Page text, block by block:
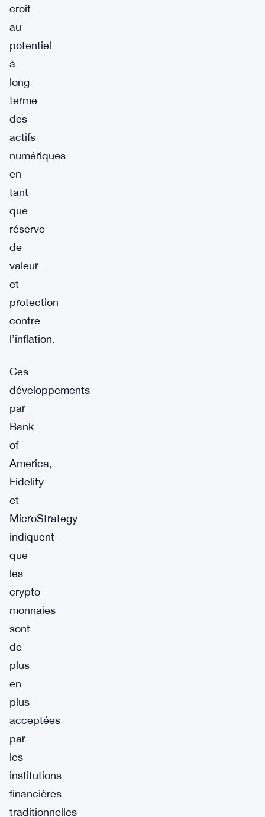
croit
au
potentiel
à
long
terme
des
actifs
numériques
en
tant
que
réserve
de
valeur
et
protection
contre
l’inflation.
Ces
développements
par
Bank
of
America,
Fidelity
et
MicroStrategy
indiquent
que
les
crypto-
monnaies
sont
de
plus
en
plus
acceptées
par
les
institutions
financières
traditionnelles